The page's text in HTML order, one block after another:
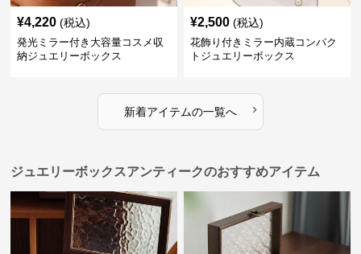
¥4,220 (税込)
発光ミラー付き大容量コスメ収
納ジュエリーボックス
¥2,500 (税込)
花飾り付きミラー内蔵コンパク
トジュエリーボックス
新着アイテムの一覧へ ›
ジュエリーボックスアンティークのおすすめアイテム